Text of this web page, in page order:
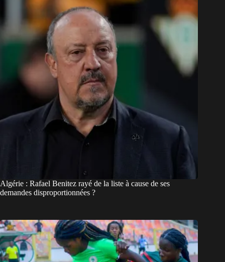
Algérie : Rafael Benitez rayé de la liste à cause de ses
demandes disproportionnées ?